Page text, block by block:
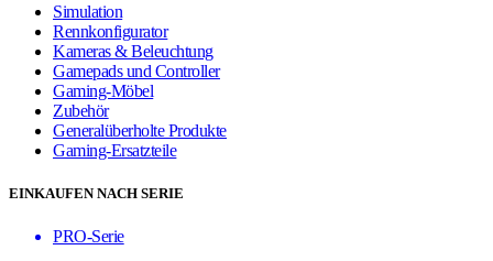
Simulation
Rennkonfigurator
Kameras & Beleuchtung
Gamepads und Controller
Gaming-Möbel
Zubehör
Generalüberholte Produkte
Gaming-Ersatzteile
EINKAUFEN NACH SERIE
PRO-Serie